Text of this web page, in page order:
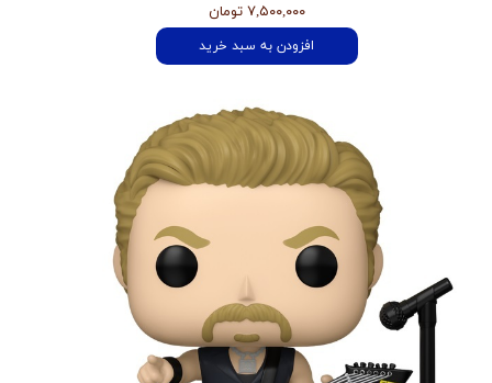
۷,۵۰۰,۰۰۰ تومان
افزودن به سبد خرید